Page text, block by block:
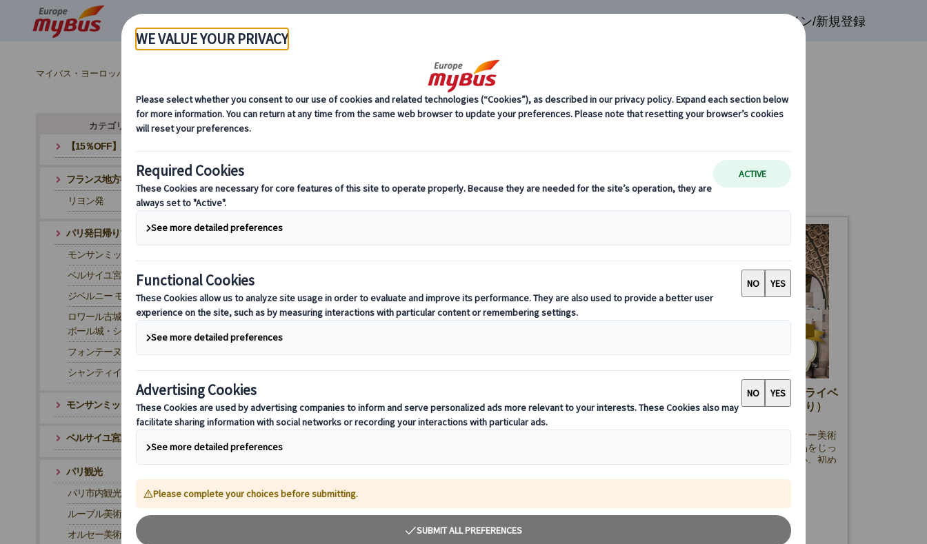
ログイン/新規登録
マイバス・ヨーロッパ
語公認ガイド・専用車・ランチ付
408.00 EUR
【10月まで】火～土曜日
オルセー美術館観光｜日本語公認ガイドのプライベ
ートツアー（美術館入場券＆専用車プランあり）
フランス政府公認日本語ガイドがご案内するオルセー美術
館プライベートツアー。隠れた名画やお好みの作品をじっ
くり鑑賞！専用車プランやホテル発着で便利＆安心。初め
138.00 EUR
カテゴリ・テーマから探す
【15％OFF】夏旅応援キャンペーン
フランス地方都市発ツアー
リヨン発
パリ発日帰りツアー
モンサンミッシェル
ベルサイユ宮殿
ジベルニー モネの家と庭園
ロワール古城巡りツアー｜世界遺産シャン
ボール城・シュノンソー城
フォンテーヌブロー
シャンティイ城
モンサンミッシェル・片道トランスファー
ベルサイユ宮殿・往路トランスファー
パリ観光
パリ市内観光
ルーブル美術館観光
オルセー美術館観光